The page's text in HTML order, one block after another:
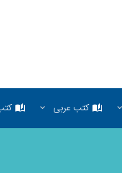
کتب عربی